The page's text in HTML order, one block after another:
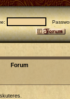
Forum